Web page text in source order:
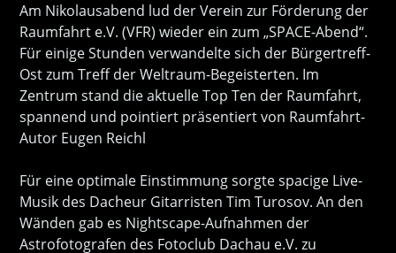
Am Nikolausabend lud der Verein zur Förderung der
Raumfahrt e.V. (VFR) wieder ein zum „SPACE-Abend“.
Für einige Stunden verwandelte sich der Bürgertreff-
Ost zum Treff der Weltraum-Begeisterten. Im
Zentrum stand die aktuelle Top Ten der Raumfahrt,
spannend und pointiert präsentiert von Raumfahrt-
Autor Eugen Reichl
Für eine optimale Einstimmung sorgte spacige Live-
Musik des Dacheur Gitarristen Tim Turosov. An den
Wänden gab es Nightscape-Aufnahmen der
Astrofotografen des Fotoclub Dachau e.V. zu